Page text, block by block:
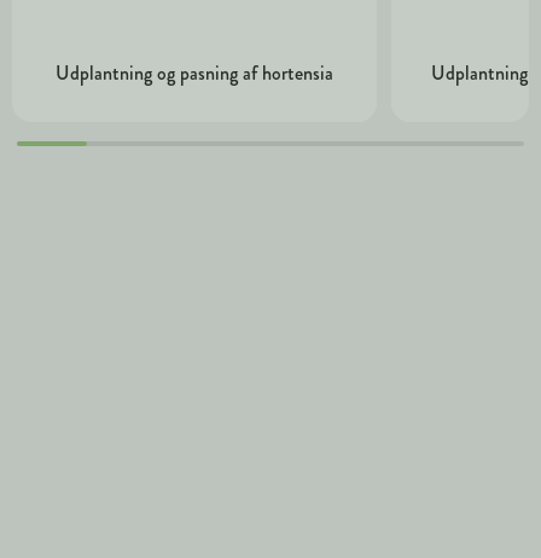
Udplantning og pasning af hortensia Udplantning